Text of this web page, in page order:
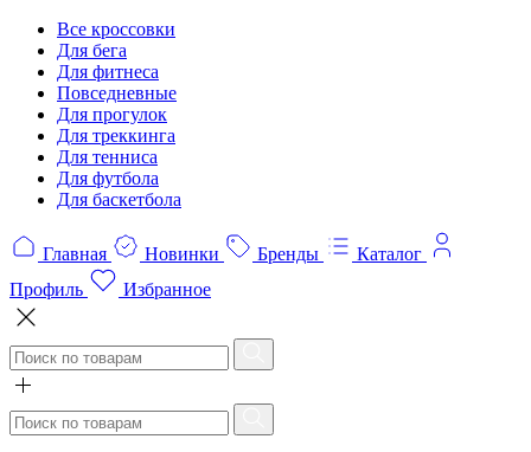
Все кроссовки
Для бега
Для фитнеса
Повседневные
Для прогулок
Для треккинга
Для тенниса
Для футбола
Для баскетбола
Главная Новинки Бренды
Каталог
Профиль
Избранное